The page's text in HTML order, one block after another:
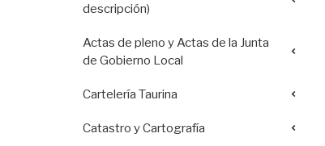
descripción)
Actas de pleno y Actas de la Junta
de Gobierno Local
Cartelería Taurina
Catastro y Cartografía